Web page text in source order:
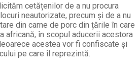
cetățenilor de a nu procura
neautorizate, precum și de a nu
din carne de porc din țările în care
africană, în scopul aducerii acestora
acestea vor fi confiscate și
pe care îl reprezintă.